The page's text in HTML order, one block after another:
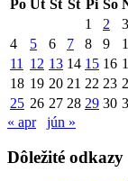
Po Ut St Št Pi So
1
2
3
4
5 6 7 8 9
11
12 13 14 15 16
18 19 20 21 22 23
25 26 27 28 29 30
« apr
jún »
Dôležité odkazy